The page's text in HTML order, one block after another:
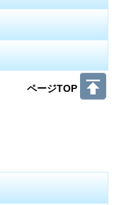
ページTOP